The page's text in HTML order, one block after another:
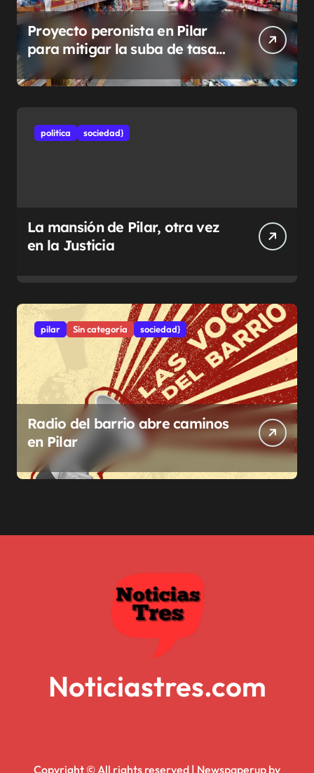
Proyecto peronista en Pilar
para mitigar la suba de tasas
municipales
politíca sociedad}
La mansión de Pilar, otra vez
en la Justicia
pilar Sin categoría sociedad}
Radio del barrio abre caminos
en Pilar
Noticiastres.com
Copyright © All rights reserved | Newspaperup by